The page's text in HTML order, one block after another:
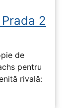
2
de
pentru
rivală: